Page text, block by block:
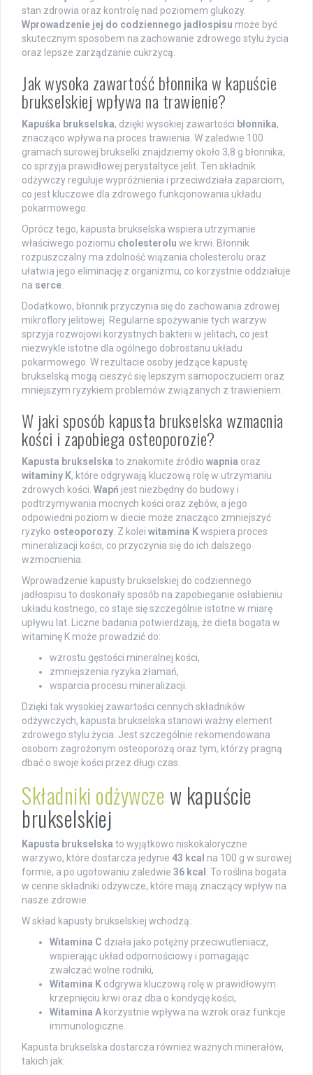
stan zdrowia oraz kontrolę nad poziomem glukozy.
Wprowadzenie jej do codziennego jadłospisu może być
skutecznym sposobem na zachowanie zdrowego stylu życia
oraz lepsze zarządzanie cukrzycą.
Jak wysoka zawartość błonnika w kapuście
brukselskiej wpływa na trawienie?
Kapuśka brukselska, dzięki wysokiej zawartości błonnika,
znacząco wpływa na proces trawienia. W zaledwie 100
gramach surowej brukselki znajdziemy około 3,8 g błonnika,
co sprzyja prawidłowej perystaltyce jelit. Ten składnik
odżywczy reguluje wypróżnienia i przeciwdziała zaparciom,
co jest kluczowe dla zdrowego funkcjonowania układu
pokarmowego.
Oprócz tego, kapusta brukselska wspiera utrzymanie
właściwego poziomu cholesterolu we krwi. Błonnik
rozpuszczalny ma zdolność wiązania cholesterolu oraz
ułatwia jego eliminację z organizmu, co korzystnie oddziałuje
na serce
Dodatkowo, błonnik przyczynia się do zachowania zdrowej
mikroflory jelitowej. Regularne spożywanie tych warzyw
sprzyja rozwojowi korzystnych bakterii w jelitach, co jest
niezwykle istotne dla ogólnego dobrostanu układu
pokarmowego. W rezultacie osoby jedzące kapustę
brukselską mogą cieszyć się lepszym samopoczuciem oraz
mniejszym ryzykiem problemów związanych z trawieniem.
W jaki sposób kapusta brukselska wzmacnia
kości i zapobiega osteoporozie?
Kapusta brukselska to znakomite źródło wapnia oraz
witaminy K, które odgrywają kluczową rolę w utrzymaniu
zdrowych kości. Wapń jest niezbędny do budowy i
podtrzymywania mocnych kości oraz zębów, a jego
odpowiedni poziom w diecie może znacząco zmniejszyć
ryzyko osteoporozy . Z kolei witamina Kwspiera proces
mineralizacji kości, co przyczynia się do ich dalszego
wzmocnienia.
Wprowadzenie kapusty brukselskiej do codziennego
jadłospisu to doskonały sposób na zapobieganie osłabieniu
układu kostnego, co staje się szczególnie istotne w miarę
upływu lat. Liczne badania potwierdzają, że dieta bogata w
witaminę K może prowadzić do:
wzrostu gęstości mineralnej kości,
zmniejszenia ryzyka złamań,
wsparcia procesu mineralizacji.
Dzięki tak wysokiej zawartości cennych składników
odżywczych, kapusta brukselska stanowi ważny element
zdrowego stylu życia. Jest szczególnie rekomendowana
osobom zagrożonym osteoporozą oraz tym, którzy pragną
dbać o swoje kości przez długi czas.
Składniki odżywcze w kapuście
brukselskiej
Kapusta brukselska to wyjątkowo niskokaloryczne
warzywo, które dostarcza jedynie 43 kcal na 100 g w surowej
formie, a po ugotowaniu zaledwie 36 kcal
. To roślina bogata
w cenne składniki odżywcze, które mają znaczący wpływ na
nasze zdrowie.
W skład kapusty brukselskiej wchodzą:
Witamina C działa jako potężny przeciwutleniacz,
wspierając układ odpornościowy i pomagając
zwalczać wolne rodniki,
Witamina K odgrywa kluczową rolę w prawidłowym
krzepnięciu krwi oraz dba o kondycję kości,
Witamina A korzystnie wpływa na wzrok oraz funkcje
immunologiczne.
Kapusta brukselska dostarcza również ważnych minerałów,
takich jak: